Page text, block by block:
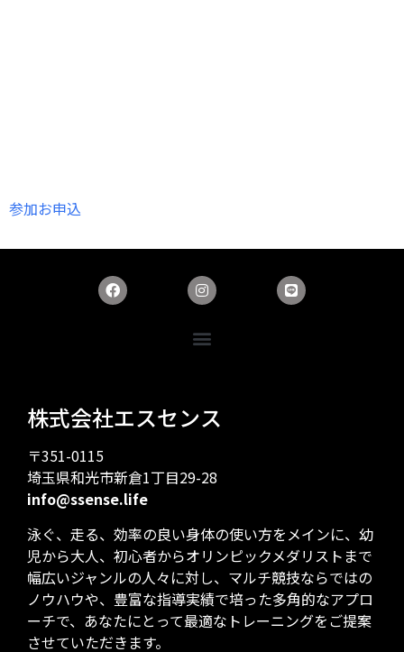
参加お申込
株式会社エスセンス
〒351-0115
埼玉県和光市新倉1丁目29-28
info@ssense.life
泳ぐ、走る、効率の良い身体の使い方をメインに、幼
児から大人、初心者からオリンピックメダリストまで
幅広いジャンルの人々に対し、マルチ競技ならではの
ノウハウや、豊富な指導実績で培った多角的なアプロ
ーチで、あなたにとって最適なトレーニングをご提案
させていただきます。